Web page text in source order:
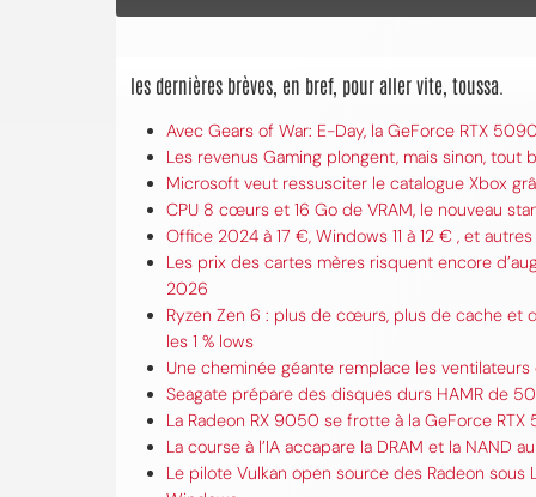
les dernières brèves, en bref, pour aller vite, toussa.
Avec Gears of War: E-Day, la GeForce RTX
Les revenus Gaming plongent, mais sinon, tout
Microsoft veut ressusciter le catalogue Xbox
CPU 8 cœurs et 16 Go de VRAM, le nouveau
Office 2024 à 17 €, Windows 11 à 12 € , et
Les prix des cartes mères risquent encore
2026
Ryzen Zen 6 : plus de cœurs, plus de cache et
les 1 % lows
Une cheminée géante remplace les
Seagate prépare des disques durs HAMR de
La Radeon RX 9050 se frotte à la GeForce
La course à l’IA accapare la DRAM et la NAND
Le pilote Vulkan open source des Radeon